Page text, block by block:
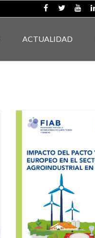
ACTUALIDAD